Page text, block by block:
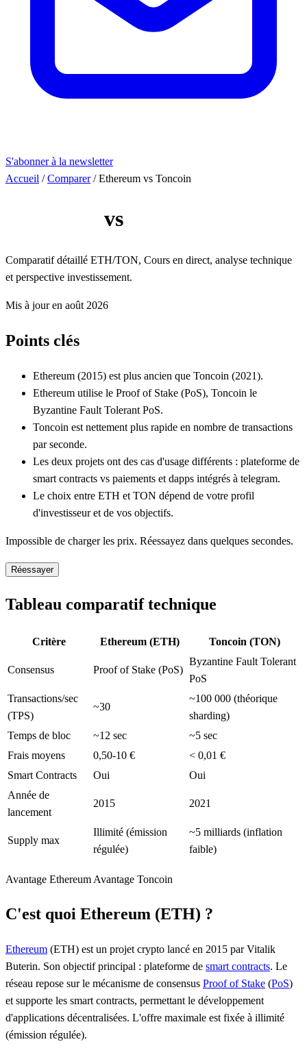
S'abonner à la newsletter
Accueil / Comparer / Ethereum vs Toncoin
vs
Comparatif détaillé ETH/TON, Cours en direct, analyse technique
et perspective investissement.
Mis à jour en août 2026
Points clés
Ethereum (2015) est plus ancien que Toncoin (2021).
Ethereum utilise le Proof of Stake (PoS), Toncoin le
Byzantine Fault Tolerant PoS.
Toncoin est nettement plus rapide en nombre de transactions
par seconde.
Les deux projets ont des cas d'usage différents : plateforme de
smart contracts vs paiements et dapps intégrés à telegram.
Le choix entre ETH et TON dépend de votre profil
d'investisseur et de vos objectifs.
Impossible de charger les prix. Réessayez dans quelques secondes.
Réessayer
Tableau comparatif technique
Critère Ethereum (ETH) Toncoin (TON)
Consensus Proof of Stake (PoS)
Byzantine Fault Tolerant
PoS
Transactions/sec
(TPS)
~30
~100 000 (théorique
sharding)
Temps de bloc
~12 sec
~5 sec
Frais moyens
0,50-10 €
< 0,01 €
Smart Contracts
Oui
Oui
Année de
lancement
2015 2021
Supply max
Illimité (émission
régulée)
~5 milliards (inflation
faible)
Avantage Ethereum Avantage Toncoin
C'est quoi Ethereum (ETH) ?
Ethereum (ETH) est un projet crypto lancé en 2015 par Vitalik
Buterin. Son objectif principal : plateforme de smart contracts. Le
réseau repose sur le mécanisme de consensus Proof of Stake (PoS)
et supporte les smart contracts, permettant le développement
d'applications décentralisées. L'offre maximale est fixée à illimité
(émission régulée).